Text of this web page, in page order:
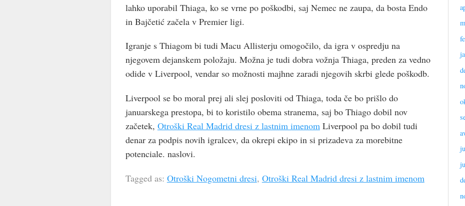
lahko uporabil Thiaga, ko se vrne po poškodbi, saj Nemec ne zaupa, da bosta Endo
in Bajčetić začela v Premier ligi.
Igranje s Thiagom bi tudi Macu Allisterju omogočilo, da igra v ospredju na
njegovem dejanskem položaju. Možna je tudi dobra vožnja Thiaga, preden za vedno
odide v Liverpool, vendar so možnosti majhne zaradi njegovih skrbi glede poškodb.
Liverpool se bo moral prej ali slej posloviti od Thiaga, toda če bo prišlo do
januarskega prestopa, bi to koristilo obema stranema, saj bo Thiago dobil nov
začetek, Otroški Real Madrid dresi z lastnim imenomLiverpool pa bo dobil tudi
denar za podpis novih igralcev, da okrepi ekipo in si prizadeva za morebitne
potenciale. naslovi.
Tagged as: Otroški Nogometni dresi, Otroški Real Madrid dresi z lastnim imenom